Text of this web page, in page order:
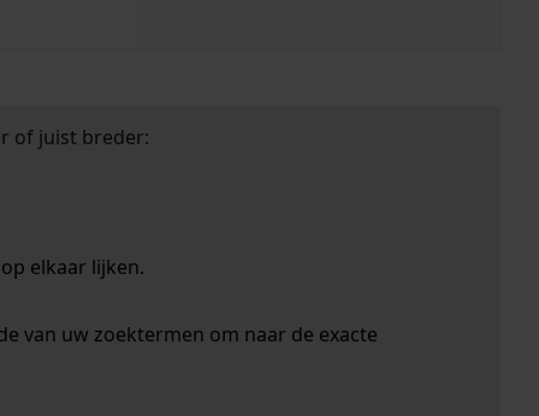
of juist breder:
elkaar lijken.
van uw zoektermen om naar de exacte